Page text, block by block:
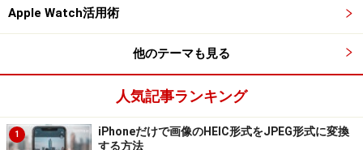
にいちいち手動でアップロードしています。この作業が
簡略化され、よりシームレスに共有できるようになれ
ば、写真の管理がより手軽になりそうです！
3. 「テキスト認識表示」と「画像を調べ
Apple Watch活用術
他のテーマも見る
人気記事ランキング
1
iPhoneだけで画像のHEIC形式をJPEG形式に変換
する方法